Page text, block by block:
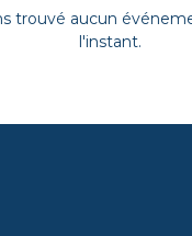
trouvé aucun
l'instant.